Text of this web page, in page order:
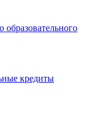
кредиты